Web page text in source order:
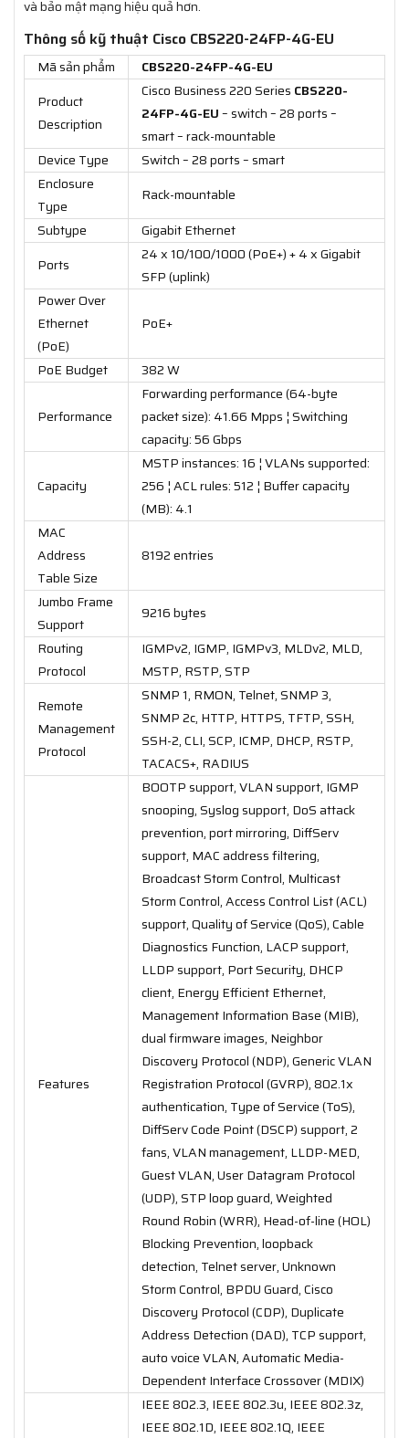
và bảo mật mạng hiệu quả hơn.
Thông số kỹ thuật Cisco CBS220-24FP-4G-EU
Mã sản phẩm
CBS220-24FP-4G-EU
Product
Description
Cisco Business 220 Series CBS220-
24FP-4G-EU– switch – 28 ports –
smart – rack-mountable
Device Type
Switch – 28 ports – smart
Enclosure
Type
Rack-mountable
Subtype
Gigabit Ethernet
Ports
24 x 10/100/1000 (PoE+) + 4 x Gigabit
SFP (uplink)
Power Over
Ethernet
(PoE)
PoE+
PoE Budget 382 W
Performance
Forwarding performance (64-byte
packet size): 41.66 Mpps ¦ Switching
capacity: 56 Gbps
Capacity
MSTP instances: 16 ¦ VLANs supported:
256 ¦ ACL rules: 512 ¦ Buffer capacity
(MB): 4.1
MAC
Address
Table Size
8192 entries
Jumbo Frame
Support
9216 bytes
Routing
Protocol
IGMPv2, IGMP, IGMPv3, MLDv2, MLD,
MSTP, RSTP, STP
Remote
Management
Protocol
SNMP 1, RMON, Telnet, SNMP 3,
SNMP 2c, HTTP, HTTPS, TFTP, SSH,
SSH-2, CLI, SCP, ICMP, DHCP, RSTP,
TACACS+, RADIUS
Features
BOOTP support, VLAN support, IGMP
snooping, Syslog support, DoS attack
prevention, port mirroring, DiffServ
support, MAC address filtering,
Broadcast Storm Control, Multicast
Storm Control, Access Control List (ACL)
support, Quality of Service (QoS), Cable
Diagnostics Function, LACP support,
LLDP support, Port Security, DHCP
client, Energy Efficient Ethernet,
Management Information Base (MIB),
dual firmware images, Neighbor
Discovery Protocol (NDP), Generic VLAN
Registration Protocol (GVRP), 802.1x
authentication, Type of Service (ToS),
DiffServ Code Point (DSCP) support, 2
fans, VLAN management, LLDP-MED,
Guest VLAN, User Datagram Protocol
(UDP), STP loop guard, Weighted
Round Robin (WRR), Head-of-line (HOL)
Blocking Prevention, loopback
detection, Telnet server, Unknown
Storm Control, BPDU Guard, Cisco
Discovery Protocol (CDP), Duplicate
Address Detection (DAD), TCP support,
auto voice VLAN, Automatic Media-
Dependent Interface Crossover (MDIX)
IEEE 802.3, IEEE 802.3u, IEEE 802.3z,
IEEE 802.1D, IEEE 802.1Q, IEEE